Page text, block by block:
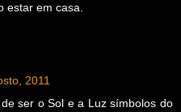
estar em casa.
2011
ser o Sol e a Luz símbolos do